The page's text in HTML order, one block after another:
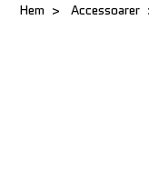
Hem Accessoarer